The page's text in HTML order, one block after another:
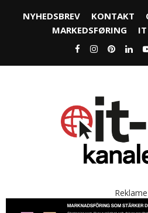
NYHEDSBREV KONTAKT
MARKEDSFØRING
Reklame